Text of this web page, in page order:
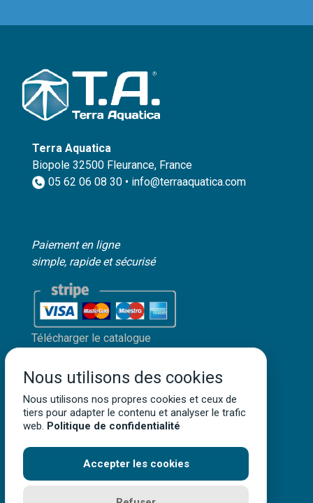
Terra Aquatica
Biopole 32500 Fleurance, France
05 62 06 08 30 • info@terraaquatica.com
Paiement en ligne
simple, rapide et sécurisé
Télécharger le catalogue
Mentions légales
Politique de confidentialité
Conditions générales de vente
• Tous droits réservés
Nous utilisons des cookies
Nous utilisons nos propres cookies et ceux de
tiers pour adapter le contenu et analyser le trafic
web. Politique de confidentialité
Accepter les cookies